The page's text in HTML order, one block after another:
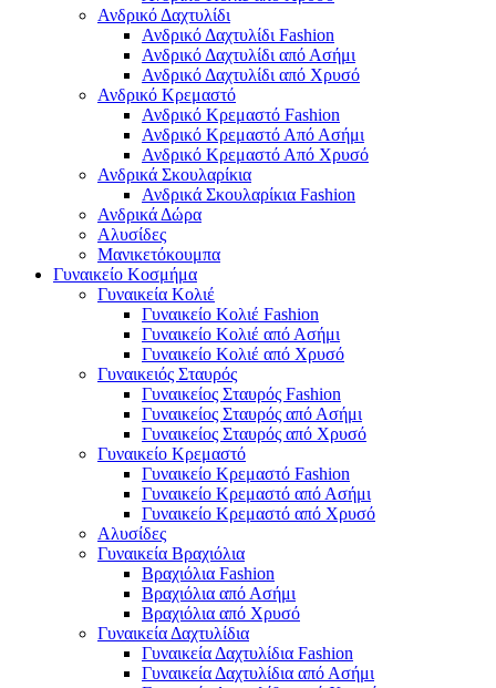
Ανδρικό Δαχτυλίδι
Ανδρικό Δαχτυλίδι Fashion
Ανδρικό Δαχτυλίδι από Ασήμι
Ανδρικό Δαχτυλίδι από Χρυσό
Ανδρικό Κρεμαστό
Ανδρικό Κρεμαστό Fashion
Ανδρικό Κρεμαστό Από Ασήμι
Ανδρικό Κρεμαστό Από Χρυσό
Ανδρικά Σκουλαρίκια
Ανδρικά Σκουλαρίκια Fashion
Ανδρικά Δώρα
Αλυσίδες
Μανικετόκουμπα
Γυναικείο Κοσμήμα
Γυναικεία Κολιέ
Γυναικείο Κολιέ Fashion
Γυναικείο Κολιέ από Ασήμι
Γυναικείο Κολιέ από Χρυσό
Γυναικειός Σταυρός
Γυναικείος Σταυρός Fashion
Γυναικείος Σταυρός από Ασήμι
Γυναικείος Σταυρός από Χρυσό
Γυναικείο Κρεμαστό
Γυναικείο Κρεμαστό Fashion
Γυναικείο Κρεμαστό από Ασήμι
Γυναικείο Κρεμαστό από Χρυσό
Αλυσίδες
Γυναικεία Βραχιόλια
Βραχιόλια Fashion
Βραχιόλια από Ασήμι
Βραχιόλια από Χρυσό
Γυναικεία Δαχτυλίδια
Γυναικεία Δαχτυλίδια Fashion
Γυναικεία Δαχτυλίδια από Ασήμι